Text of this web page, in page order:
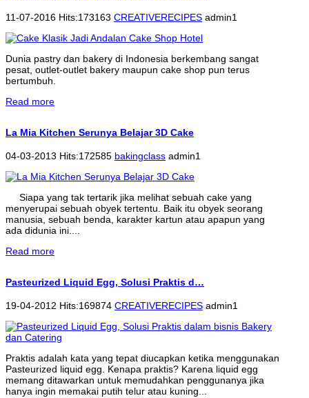
11-07-2016 Hits:173163 CREATIVERECIPES admin1
Dunia pastry dan bakery di Indonesia berkembang sangat
pesat, outlet-outlet bakery maupun cake shop pun terus
bertumbuh.
Read more
La Mia Kitchen Serunya Belajar 3D Cake
04-03-2013 Hits:172585 bakingclass admin1
Siapa yang tak tertarik jika melihat sebuah cake yang
menyerupai sebuah obyek tertentu. Baik itu obyek seorang
manusia, sebuah benda, karakter kartun atau apapun yang
ada didunia ini....
Read more
Pasteurized Liquid Egg, Solusi Praktis d…
19-04-2012 Hits:169874 CREATIVERECIPES admin1
Praktis adalah kata yang tepat diucapkan ketika menggunakan
Pasteurized liquid egg. Kenapa praktis? Karena liquid egg
memang ditawarkan untuk memudahkan penggunanya jika
hanya ingin memakai putih telur atau kuning...